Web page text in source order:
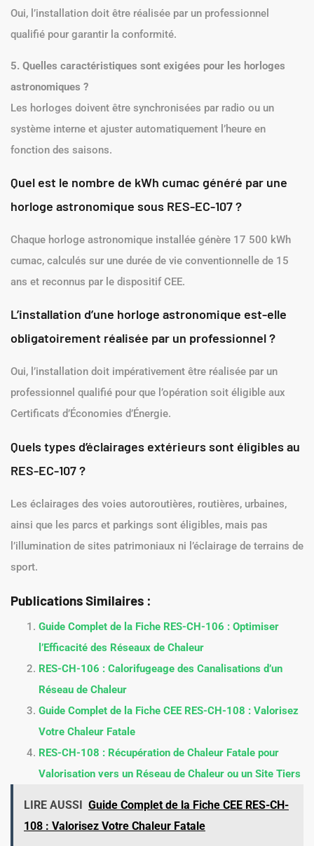
Oui, l’installation doit être réalisée par un professionnel
qualifié pour garantir la conformité.
5. Quelles caractéristiques sont exigées pour les horloges
astronomiques ?
Les horloges doivent être synchronisées par radio ou un
système interne et ajuster automatiquement l’heure en
fonction des saisons.
Quel est le nombre de kWh cumac généré par une
horloge astronomique sous RES-EC-107 ?
Chaque horloge astronomique installée génère 17 500 kWh
cumac, calculés sur une durée de vie conventionnelle de 15
ans et reconnus par le dispositif CEE.
L’installation d’une horloge astronomique est-elle
obligatoirement réalisée par un professionnel ?
Oui, l’installation doit impérativement être réalisée par un
professionnel qualifié pour que l’opération soit éligible aux
Certificats d’Économies d’Énergie.
Quels types d’éclairages extérieurs sont éligibles au
RES-EC-107 ?
Les éclairages des voies autoroutières, routières, urbaines,
ainsi que les parcs et parkings sont éligibles, mais pas
l’illumination de sites patrimoniaux ni l’éclairage de terrains de
sport.
Publications Similaires :
Guide Complet de la Fiche RES-CH-106 : Optimiser
l’Efficacité des Réseaux de Chaleur
RES-CH-106 : Calorifugeage des Canalisations d’un
Réseau de Chaleur
Guide Complet de la Fiche CEE RES-CH-108 : Valorisez
Votre Chaleur Fatale
RES-CH-108 : Récupération de Chaleur Fatale pour
Valorisation vers un Réseau de Chaleur ou un Site Tiers
LIRE AUSSI Guide Complet de la Fiche CEE RES-CH-
108 : Valorisez Votre Chaleur Fatale